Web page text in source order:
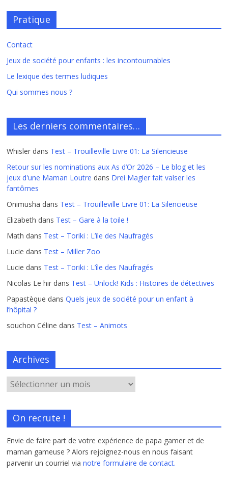
Pratique
Contact
Jeux de société pour enfants : les incontournables
Le lexique des termes ludiques
Qui sommes nous ?
Les derniers commentaires…
Whisler dans Test – Trouilleville Livre 01: La Silencieuse
Retour sur les nominations aux As d’Or 2026 – Le blog et les
jeux d'une Maman Loutre dans Drei Magier fait valser les
fantômes
Onimusha dans Test – Trouilleville Livre 01: La Silencieuse
Elizabeth dans Test – Gare à la toile !
Math dans Test – Toriki : L’île des Naufragés
Lucie dans Test – Miller Zoo
Lucie dans Test – Toriki : L’île des Naufragés
Nicolas Le hir dans Test – Unlock! Kids : Histoires de détectives
Papastèque dansQuels jeux de société pour un enfant à
l’hôpital ?
souchon Céline dans Test – Animots
Archives
On recrute !
Envie de faire part de votre expérience de papa gamer et de
maman gameuse ? Alors rejoignez-nous en nous faisant
parvenir un courriel vianotre formulaire de contact.